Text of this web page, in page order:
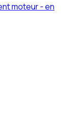
moteur - en